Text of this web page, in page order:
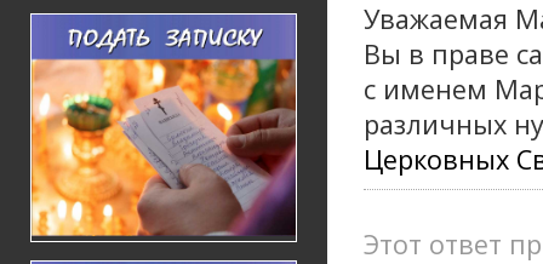
Уважаемая
Вы в праве
с именем
различных
Церковных
Этот ответ